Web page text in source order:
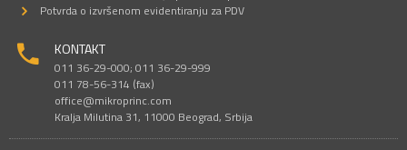
Potvrda o izvršenom evidentiranju za PDV
KONTAKT
011 36-29-000; 011 36-29-999
011 78-56-314 (fax)
office@mikroprinc.com
Kralja Milutina 31, 11000 Beograd, Srbija